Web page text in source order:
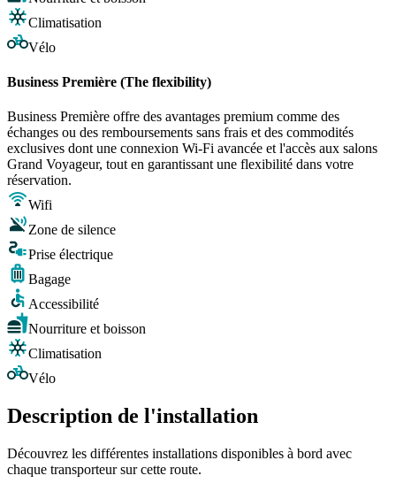
Climatisation
Vélo
Business Première (The flexibility)
Business Première offre des avantages premium comme des
échanges ou des remboursements sans frais et des commodités
exclusives dont une connexion Wi-Fi avancée et l'accès aux salons
Grand Voyageur, tout en garantissant une flexibilité dans votre
réservation.
Wifi
Zone de silence
Prise électrique
Bagage
Accessibilité
Nourriture et boisson
Climatisation
Vélo
Description de l'installation
Découvrez les différentes installations disponibles à bord avec
chaque transporteur sur cette route.